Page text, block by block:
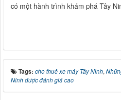
có một hành trình khám phá Tây
Tags: cho thuê xe máy Tây Ninh,
Ninh được đánh giá cao